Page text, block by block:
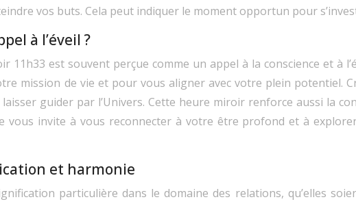
vos buts. Cela peut indiquer le moment opportun pour
à l’éveil ?
11h33 est souvent perçue comme un appel à la conscience et
mission de vie et pour vous aligner avec votre plein potentiel.
guider par l’Univers. Cette heure miroir renforce aussi la
vous invite à vous reconnecter à votre être profond et à
et harmonie
particulière dans le domaine des relations, qu’elles